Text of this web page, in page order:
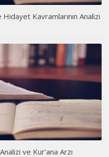
Kavramlarının Analizi
ve Kur’ana Arzı